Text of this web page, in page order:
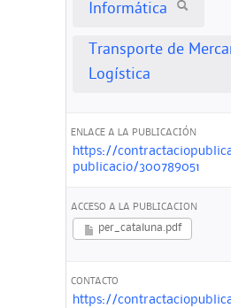
Informática
Transporte de
Logística
ENLACE A LA PUBLICACIÓN
https://
publicacio/300789051
ACCESO A LA PUBLICACION
per_cataluna.pdf
CONTACTO
https://